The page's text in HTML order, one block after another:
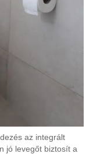
az integrált
jó levegőt biztosít a